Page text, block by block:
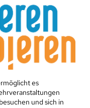
es
und sich in